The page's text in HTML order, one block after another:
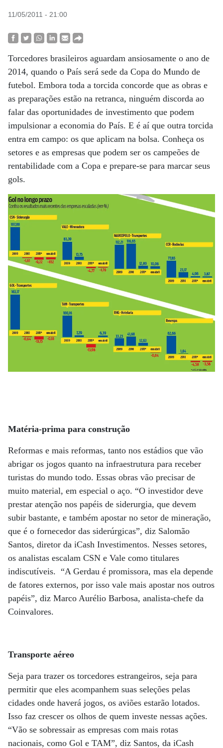
11/05/2011 - 21:00
Torcedores brasileiros aguardam ansiosamente o ano de
2014, quando o País será sede da Copa do Mundo de
futebol. Embora toda a torcida concorde que as obras e
as preparações estão na retranca, ninguém discorda ao
falar das oportunidades de investimento que podem
impulsionar a economia do País. E é aí que outra torcida
entra em campo: os que aplicam na bolsa. Conheça os
setores e as empresas que podem ser os campeões de
rentabilidade com a Copa e prepare-se para marcar seus
gols.
Matéria-prima para construção
Reformas e mais reformas, tanto nos estádios que vão
abrigar os jogos quanto na infraestrutura para receber
turistas do mundo todo. Essas obras vão precisar de
muito material, em especial o aço. “O investidor deve
prestar atenção nos papéis de siderurgia, que devem
subir bastante, e também apostar no setor de mineração,
que é o fornecedor das siderúrgicas”, diz Salomão
Santos, diretor da iCash Investimentos. Nesses setores,
os analistas escalam CSN e Vale como titulares
indiscutíveis. “A Gerdau é promissora, mas ela depende
de fatores externos, por isso vale mais apostar nos outros
papéis”, diz Marco Aurélio Barbosa, analista-chefe da
Coinvalores.
Transporte aéreo
Seja para trazer os torcedores estrangeiros, seja para
permitir que eles acompanhem suas seleções pelas
cidades onde haverá jogos, os aviões estarão lotados.
Isso faz crescer os olhos de quem investe nessas ações.
“Vão se sobressair as empresas com mais rotas
nacionais, como Gol e TAM”, diz Santos, da iCash